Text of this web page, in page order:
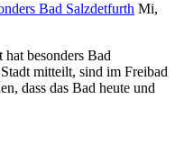
Bad Salzdetfurth Mi,
besonders Bad
mitteilt, sind im Freibad
dass das Bad heute und